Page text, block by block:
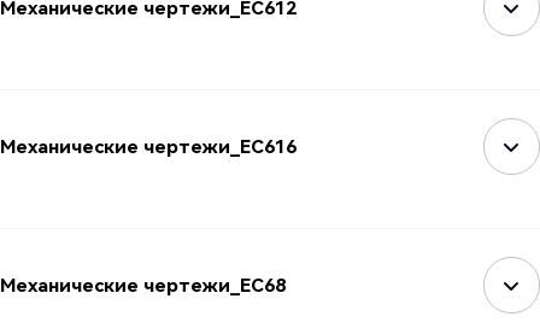
Механические чертежи_EC612
Механические чертежи_EC616
Механические чертежи_EC68